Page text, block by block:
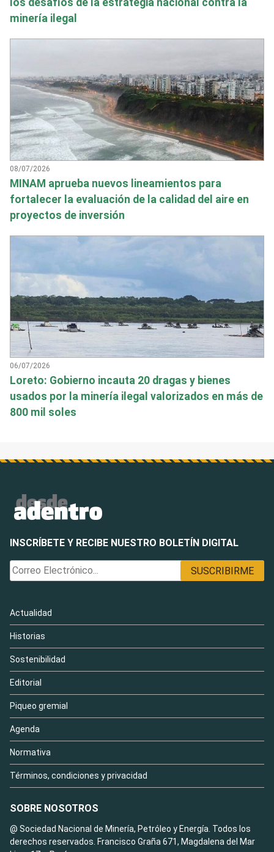
minería ilegal
08/07/2026
MINAM aprueba nuevos lineamientos para
fortalecer la evaluación de la calidad del aire en
proyectos de inversión
06/07/2026
Loreto: Gobierno incauta 20 dragas y bienes
usados por la minería ilegal valorizados en más de
800 mil soles
INSCRÍBETE Y RECIBE NUESTRO BOLETÍN DIGITAL
Actualidad
Historias
Sostenibilidad
Editorial
Piqueo gremial
Agenda
Normativa
Términos, condiciones y privacidad
SOBRE NOSOTROS
@ Sociedad Nacional de Minería, Petróleo y Energía. Todos los
derechos reservados. Francisco Graña 671, Magdalena del Mar